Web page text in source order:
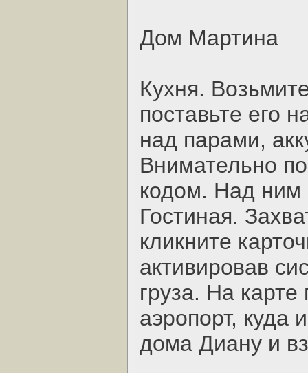
Дом Мартина
Кухня.
поставьте его
над парами,
Внимательно
кодом. Над
Гостиная.
кликните
активировав
груза. На
аэропорт, куда
дома Диану и